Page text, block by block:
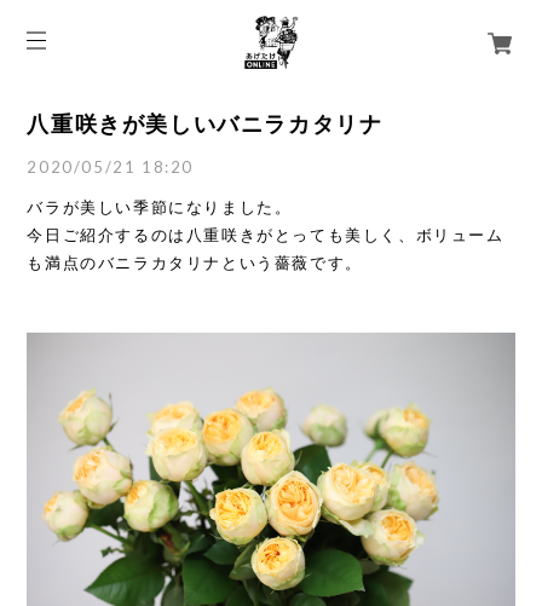
八重咲きが美しいバニラカタリナ
2020/05/21 18:20
バラが美しい季節になりました。
今日ご紹介するのは八重咲きがとっても美しく、ボリューム
も満点のバニラカタリナという薔薇です。